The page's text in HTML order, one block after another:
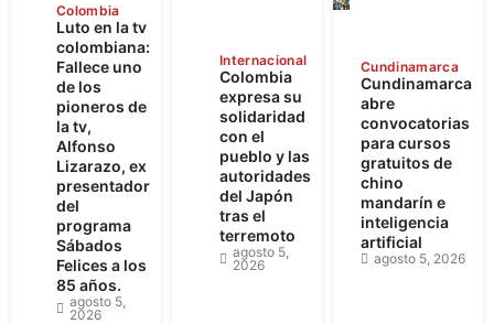
Colombia
Luto en la tv
colombiana:
Fallece uno
de los
pioneros de
la tv,
Alfonso
Lizarazo, ex
presentador
del
programa
Sábados
Felices a los
85 años.
agosto 5,
2026
Internacional
Colombia
expresa su
solidaridad
con el
pueblo y las
autoridades
del Japón
tras el
terremoto
agosto 5,
2026
Cundinamarca
Cundinamarca
abre
convocatorias
para cursos
gratuitos de
chino
mandarín e
inteligencia
artificial
agosto 5, 2026